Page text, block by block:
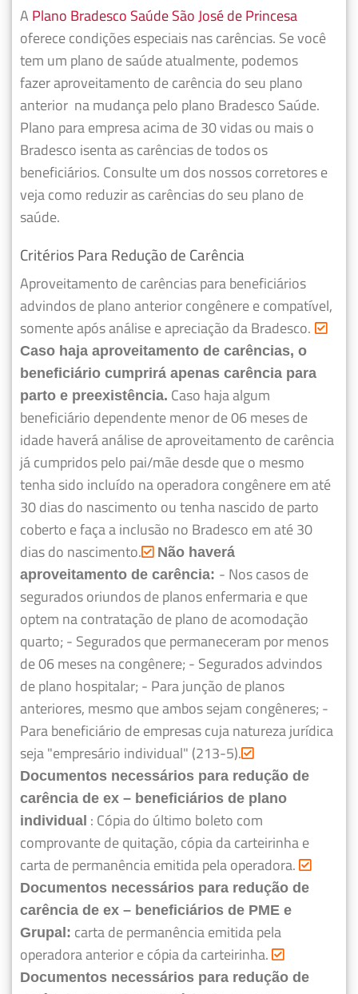
A Plano Bradesco Saúde São José de Princesa
oferece condições especiais nas carências. Se você
tem um plano de saúde atualmente, podemos
fazeraproveitamento de carência do seu plano
anterior na mudança pelo plano Bradesco Saúde.
Plano para empresa acima de 30 vidas ou mais o
Bradesco isenta as carências de todos os
beneficiários. Consulte um dos nossos corretores e
veja como reduzir as carências do seu plano de
saúde.
Critérios Para Redução de Carência
Aproveitamento de carências para beneficiários
advindos de plano anterior congênere e compatível,
somente após análise e apreciação da Bradesco.
Caso haja aproveitamento de carências, o
beneficiário cumprirá apenas carência para
parto e preexistência. Caso haja algum
beneficiário dependente menor de 06 meses de
idade haverá análise de aproveitamento de carência
já cumpridos pelo pai/mãe desde que o mesmo
tenha sido incluído na operadora congênere em até
30 dias do nascimento ou tenha nascido de parto
coberto e faça a inclusão no Bradesco em até 30
dias do nascimento.
Não haverá
aproveitamento de carência: - Nos casos de
segurados oriundos de planos enfermaria e que
optem na contratação de plano de acomodação
quarto; - Segurados que permaneceram por menos
de 06 meses na congênere; - Segurados advindos
de plano hospitalar; - Para junção de planos
anteriores, mesmo que ambos sejam congêneres; -
Para beneficiário de empresas cuja natureza jurídica
seja "empresário individual" (213-5).
Documentos necessários para redução de
carência de ex – beneficiários de plano
individual : Cópia do último boleto com
comprovante de quitação, cópia da carteirinha e
carta de permanência emitida pela operadora.
Documentos necessários para redução de
carência de ex – beneficiários de PME e
Grupal: carta de permanência emitida pela
operadora anterior e cópia da carteirinha.
Documentos necessários para redução de